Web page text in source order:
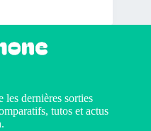
les dernières sorties
tutos et actus